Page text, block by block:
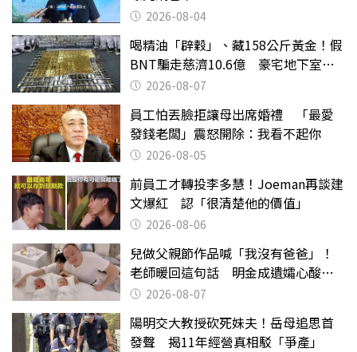
2026-08-04
喝精油「辟穀」、藏158公斤黃金！假
BNT騙走慈濟10.6億 豪宅地下室竟
挖出乾鮑金庫
2026-08-07
員工怕丟臉拒讓母出席婚禮 「最愛
發錢老闆」震怒開除：我看不起你
2026-08-05
前員工才轉投李多慧！Joeman再談建
文爆紅 認「很清楚他的價值」
2026-08-06
兒做父親節作品喊「我沒有爸爸」！
老師暖回這句話 明金成遺孀心酸惹
淚 2026-08-07
陽明交大教授砍死妹夫！岳母追思首
發聲 揭11年經營真相駁「爭產」